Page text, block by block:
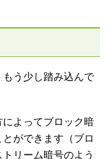
う少し踏み込んで
よってブロック暗
ができます（ブロ
リーム暗号のよう